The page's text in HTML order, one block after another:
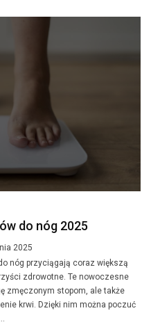
do nóg 2025
2025
nóg przyciągają coraz większą
zdrowotne. Te nowoczesne
zmęczonym stopom, ale także
krwi. Dzięki nim można poczuć